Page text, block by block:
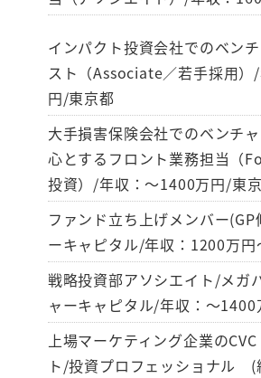
インパクト投資会社でのベン
スト（Associate／若手採用）
円/東京都
大手損害保険会社でのベンチ
心とするフロント業務担当（
投資）/年収：～1400万円/東
ファンド立ち上げメンバー
ーキャピタル/年収：1200万
戦略投資部アソシエイト/メガ
ャーキャピタル/年収：～
上場マーケティング企業の
ト/投資プロフェッショナル (